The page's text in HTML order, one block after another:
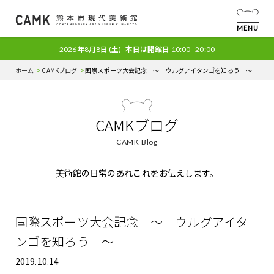
MENU
2026年8月8日 (土) 本日は開館日 10:00 - 20:00
ホーム CAMKブログ 国際スポーツ大会記念 ～ ウルグアイタンゴを知ろう ～
CAMKブログ
CAMK Blog
美術館の日常のあれこれをお伝えします。
国際スポーツ大会記念 ～ ウルグアイタ
ンゴを知ろう ～
2019.10.14